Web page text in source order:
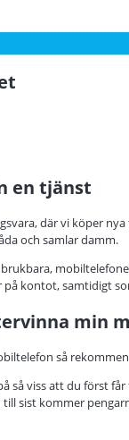
en tjänst
där vi köper
och samlar damm.
kontot, samtidigt
min
så
så viss att du först
sist kommer